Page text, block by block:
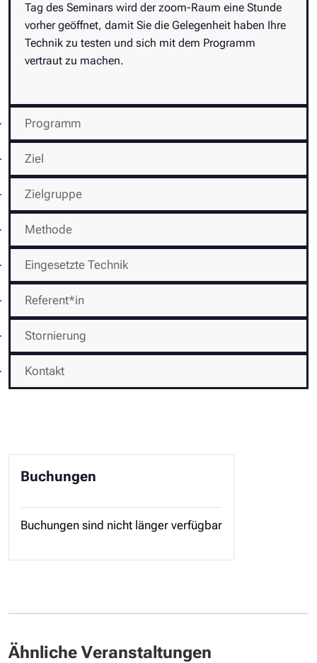
Tag des Seminars wird der zoom-Raum eine Stunde
vorher geöffnet, damit Sie die Gelegenheit haben Ihre
Technik zu testen und sich mit dem Programm
vertraut zu machen.
Programm
Ziel
Zielgruppe
Methode
Eingesetzte Technik
Referent*in
Stornierung
Kontakt
Buchungen
Buchungen sind nicht länger verfügbar
Ähnliche Veranstaltungen